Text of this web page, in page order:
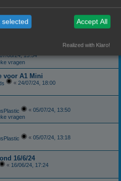
RGB Toetsenbord
« 12/08/24, 21:04
Aanbod
07/08/24, 15:54
vragen
voor A1 Mini
« 24/07/24, 18:00
« 05/07/24, 13:50
vragen
« 05/07/24, 13:18
16/6/24
« 16/06/24, 17:24
selected Accept All
Realized with Klaro!